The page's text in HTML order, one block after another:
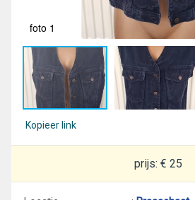
foto 1
Kopieer link
prijs: € 25